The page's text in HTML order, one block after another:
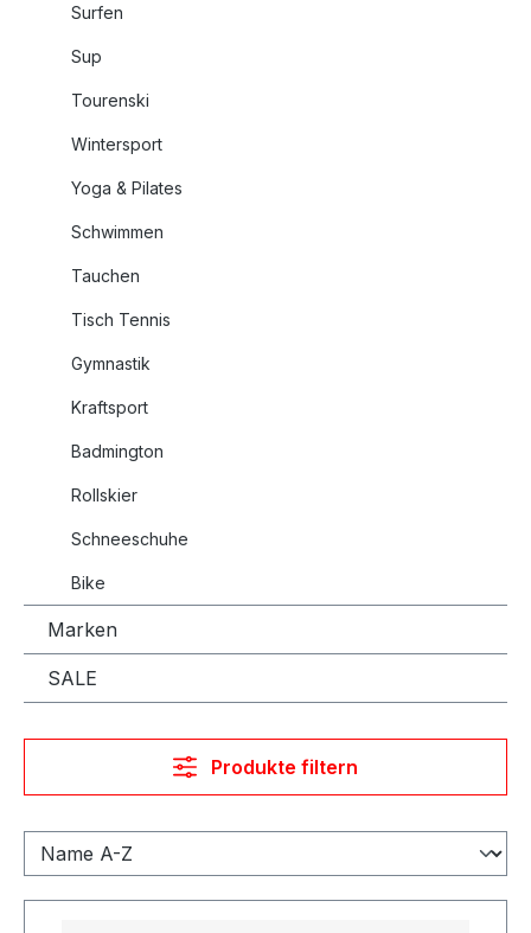
Surfen
Sup
Tourenski
Wintersport
Yoga & Pilates
Schwimmen
Tauchen
Tisch Tennis
Gymnastik
Kraftsport
Badmington
Rollskier
Schneeschuhe
Bike
Marken
SALE
Produkte filtern